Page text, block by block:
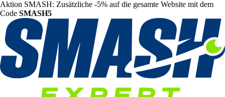
Aktion SMASH: Zusätzliche -5% auf die gesamte Website mit dem
Code SMASH5